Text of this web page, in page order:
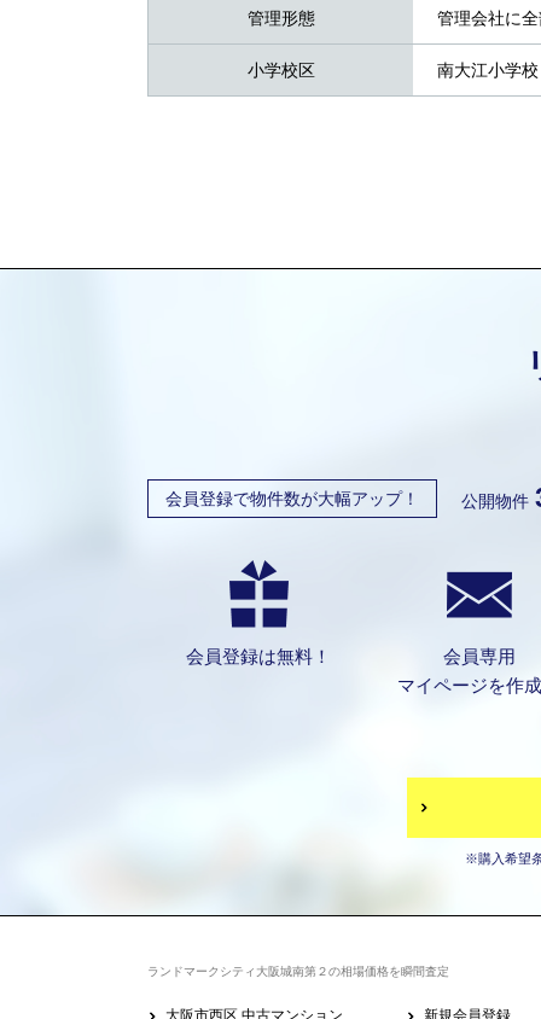
管理形態 管理会社に
小学校区 南大江小学校
会員登録で物件数が大幅アップ！ 公開物件
会員登録は無料！
会員専用
マイページを作
※購入希望
ランドマークシティ大阪城南第２の相場価格を瞬間査定
大阪市西区 中古マンション 新規会員登録